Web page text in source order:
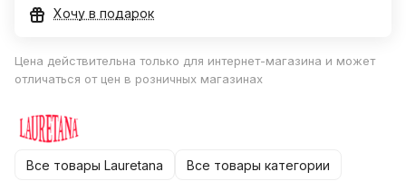
Хочу в подарок
Цена действительна только для интернет-магазина и может
отличаться от цен в розничных магазинах
Все товары Lauretana Все товары категории